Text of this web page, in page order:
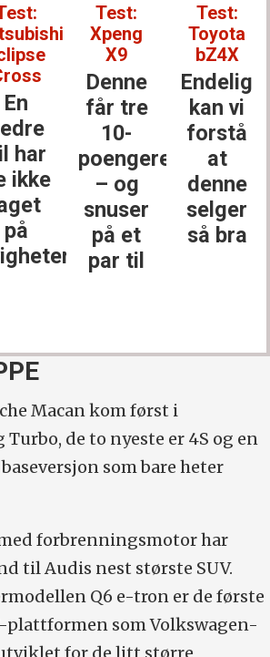
En
har
ikke
på
Test:
Xpeng
X9
Denne
får tre
10-
poengere
– og
snuser
på et
par til
Test:
Toyota
bZ4X
Endelig
kan vi
forstå
at
denne
selger
så bra
Macan kom først i
Turbo, de to nyeste er 4S og en
som bare heter
forbrenningsmotor har
til Audis nest største SUV.
Q6 e-tron er de første
plattformen som Volkswagen-
for de litt større,